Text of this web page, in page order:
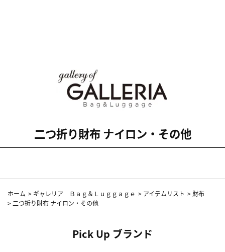
二つ折り財布 ナイロン・その他
ホーム > ギャレリア Ｂａｇ＆Ｌｕｇｇａｇｅ > アイテムリスト > 財布
> 二つ折り財布 ナイロン・その他
Pick Up ブランド